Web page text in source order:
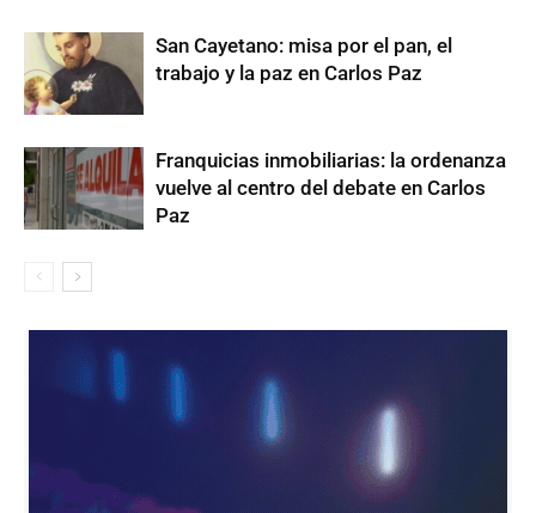
San Cayetano: misa por el pan, el
trabajo y la paz en Carlos Paz
Franquicias inmobiliarias: la ordenanza
vuelve al centro del debate en Carlos
Paz